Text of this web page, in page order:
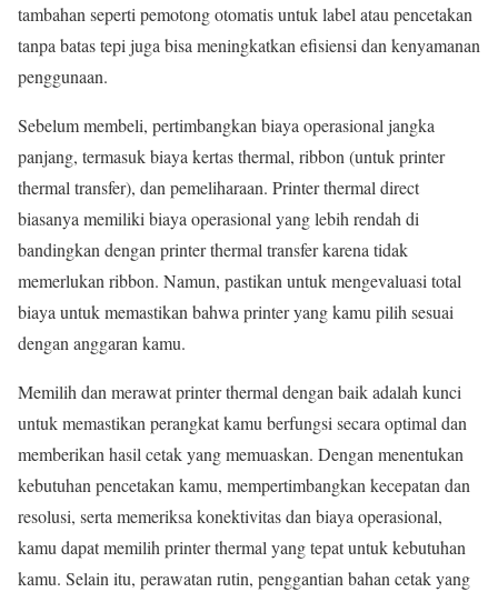
tambahan seperti pemotong otomatis untuk label atau pencetakan
tanpa batas tepi juga bisa meningkatkan efisiensi dan kenyamanan
penggunaan.
Sebelum membeli, pertimbangkan biaya operasional jangka
panjang, termasuk biaya kertas thermal, ribbon (untuk printer
thermal transfer), dan pemeliharaan. Printer thermal direct
biasanya memiliki biaya operasional yang lebih rendah di
bandingkan dengan printer thermal transfer karena tidak
memerlukan ribbon. Namun, pastikan untuk mengevaluasi total
biaya untuk memastikan bahwa printer yang kamu pilih sesuai
dengan anggaran kamu.
Memilih dan merawat printer thermal dengan baik adalah kunci
untuk memastikan perangkat kamu berfungsi secara optimal dan
memberikan hasil cetak yang memuaskan. Dengan menentukan
kebutuhan pencetakan kamu, mempertimbangkan kecepatan dan
resolusi, serta memeriksa konektivitas dan biaya operasional,
kamu dapat memilih printer thermal yang tepat untuk kebutuhan
kamu. Selain itu, perawatan rutin, penggantian bahan cetak yang